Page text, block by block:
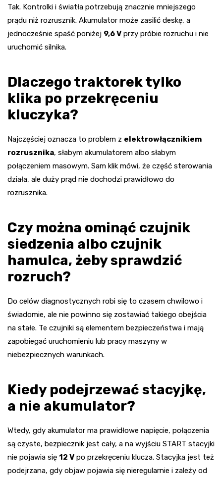
Tak. Kontrolki i światła potrzebują znacznie mniejszego
prądu niż rozrusznik. Akumulator może zasilić deskę, a
jednocześnie spaść poniżej 9,6 V przy próbie rozruchu i nie
uruchomić silnika.
Dlaczego traktorek tylko
klika po przekręceniu
kluczyka?
Najczęściej oznacza to problem z elektrowłącznikiem
rozrusznika, słabym akumulatorem albo słabym
połączeniem masowym. Sam klik mówi, że część sterowania
działa, ale duży prąd nie dochodzi prawidłowo do
rozrusznika.
Czy można ominąć czujnik
siedzenia albo czujnik
hamulca, żeby sprawdzić
rozruch?
Do celów diagnostycznych robi się to czasem chwilowo i
świadomie, ale nie powinno się zostawiać takiego obejścia
na stałe. Te czujniki są elementem bezpieczeństwa i mają
zapobiegać uruchomieniu lub pracy maszyny w
niebezpiecznych warunkach.
Kiedy podejrzewać stacyjkę,
a nie akumulator?
Wtedy, gdy akumulator ma prawidłowe napięcie, połączenia
są czyste, bezpiecznik jest cały, a na wyjściu START stacyjki
nie pojawia się 12 V po przekręceniu klucza. Stacyjka jest też
podejrzana, gdy objaw pojawia się nieregularnie i zależy od